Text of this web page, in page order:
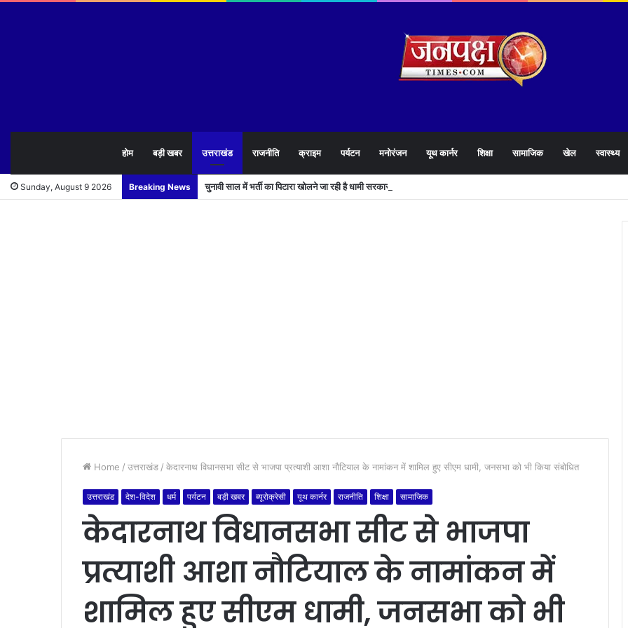
होम बड़ी खबर उत्तराखंड राजनीति क्राइम पर्यटन मनोरंजन यूथ कार्नर शिक्षा सामाजिक खेल स्वास्थ्य
Sunday, August 9 2026 Breaking News चुनावी साल में भर्ती का पिटारा खोलने जा रही है धामी सरकार,युवाओं को मिलेगी 34 हजार रिकॉर्ड भर्तियों की सौगात
Home / उत्तराखंड / केदारनाथ विधानसभा सीट से भाजपा प्रत्याशी आशा नौटियाल के नामांकन में शामिल हुए सीएम धामी, जनसभा को भी किया संबोधित
उत्तराखंड देश-विदेश धर्म पर्यटन बड़ी खबर ब्यूरोक्रेसी यूथ कार्नर राजनीति शिक्षा सामाजिक
केदारनाथ विधानसभा सीट से भाजपा
प्रत्याशी आशा नौटियाल के नामांकन में
शामिल हुए सीएम धामी, जनसभा को भी